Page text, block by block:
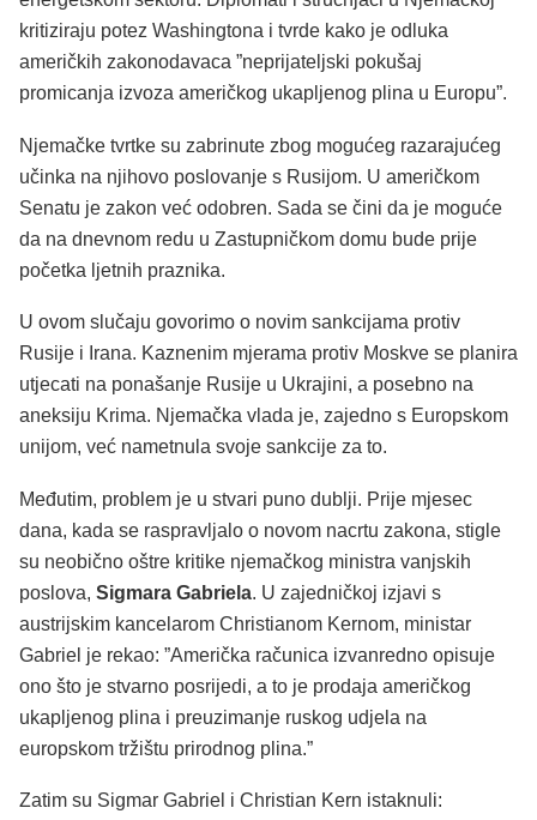
kritiziraju potez Washingtona i tvrde kako je odluka
američkih zakonodavaca ”neprijateljski pokušaj
promicanja izvoza američkog ukapljenog plina u Europu”.
Njemačke tvrtke su zabrinute zbog mogućeg razarajućeg
učinka na njihovo poslovanje s Rusijom. U američkom
Senatu je zakon već odobren. Sada se čini da je moguće
da na dnevnom redu u Zastupničkom domu bude prije
početka ljetnih praznika.
U ovom slučaju govorimo o novim sankcijama protiv
Rusije i Irana. Kaznenim mjerama protiv Moskve se planira
utjecati na ponašanje Rusije u Ukrajini, a posebno na
aneksiju Krima. Njemačka vlada je, zajedno s Europskom
unijom, već nametnula svoje sankcije za to.
Međutim, problem je u stvari puno dublji. Prije mjesec
dana, kada se raspravljalo o novom nacrtu zakona, stigle
su neobično oštre kritike njemačkog ministra vanjskih
poslova, Sigmara Gabriela. U zajedničkoj izjavi s
austrijskim kancelarom Christianom Kernom, ministar
Gabriel je rekao: ”Američka računica izvanredno opisuje
ono što je stvarno posrijedi, a to je prodaja američkog
ukapljenog plina i preuzimanje ruskog udjela na
europskom tržištu prirodnog plina.”
Zatim su Sigmar Gabriel i Christian Kern istaknuli: